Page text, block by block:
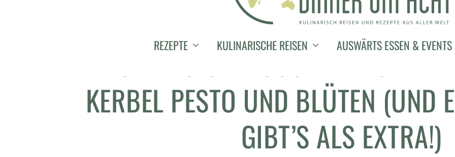
REZEPTE KULINARISCHE REISEN AUSWÄRTS ESSEN & EVENTS
FRÜHLING UNPLUGGED – NUDELN
KERBEL PESTO UND BLÜTEN (UND
GIBT’S ALS EXTRA!)